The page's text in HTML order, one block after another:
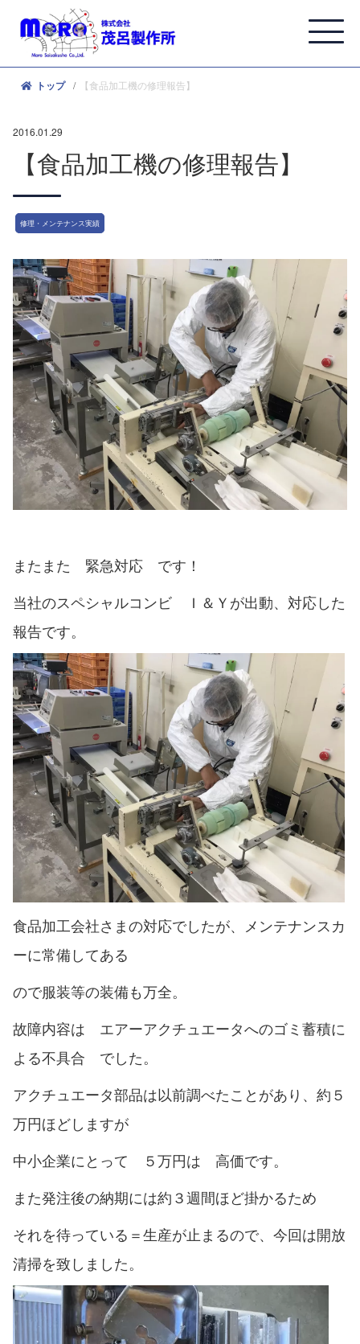
トップ 【食品加工機の修理報告】
2016.01.29
【食品加工機の修理報告】
修理・メンテナンス実績
またまた 緊急対応 です！
当社のスペシャルコンビ Ｉ＆Ｙが出動、対応した
報告です。
食品加工会社さまの対応でしたが、メンテナンスカ
ーに常備してある
ので服装等の装備も万全。
故障内容は エアーアクチュエータへのゴミ蓄積に
よる不具合 でした。
アクチュエータ部品は以前調べたことがあり、約５
万円ほどしますが
中小企業にとって ５万円は 高価です。
また発注後の納期には約３週間ほど掛かるため
それを待っている＝生産が止まるので、今回は開放
清掃を致しました。